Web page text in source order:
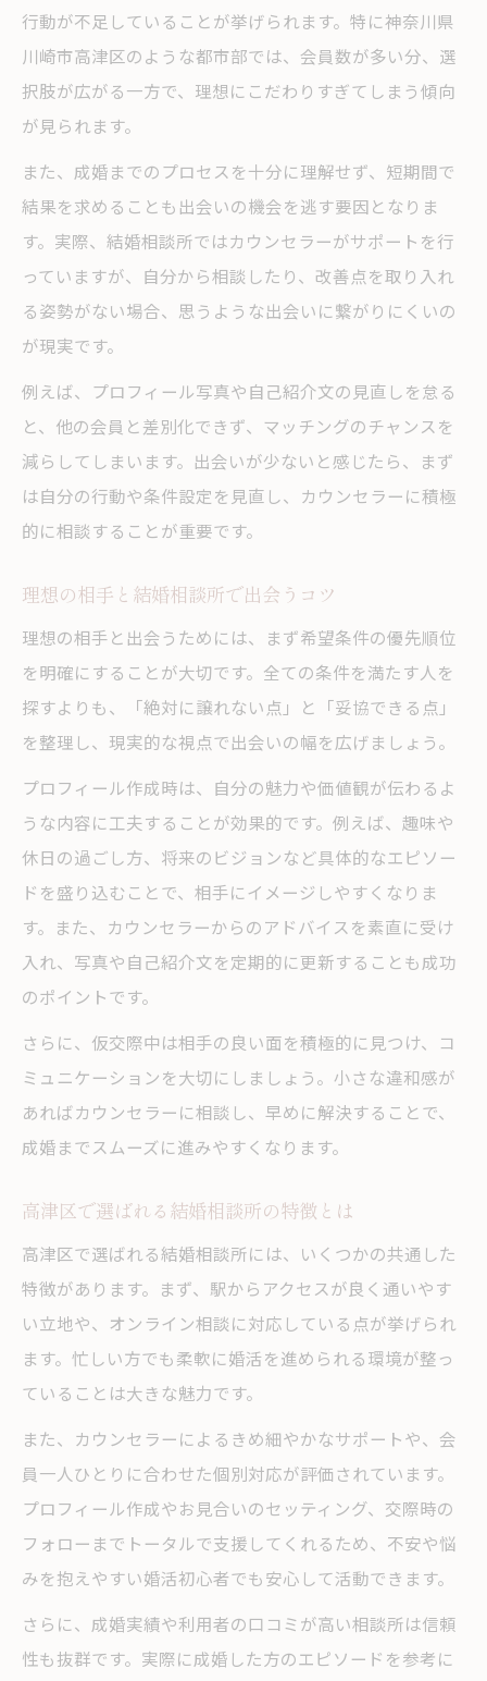
高津区婚活で押さえたい結婚相談所の選び
方
真剣な出会いを実現する相談所選びのポイント
結婚相談所選びで真剣な出会いに近づく方
法
高津区で信頼できる結婚相談所の見分け方
出会いがない悩みを解決する相談所の特徴
結婚相談所のサービス比較で理想を実現
年齢別に見る結婚相談所での成功パターン
年齢別に最適な結婚相談所の活用法を解説
年代ごとの結婚相談所成功事例に学ぶ
結婚相談所で年代別に人気を集める秘訣
成婚率を高める仮交際時の注意点とは
結婚相談所の仮交際で成婚率を上げる秘訣
仮交際中に気をつけたい結婚相談所のルー
ル
結婚相談所で失敗しない仮交際のポイント
成婚に繋がる仮交際の進め方を徹底解説
結婚相談所仮交際中のトラブル回避法
失敗しない結婚相談所活動のコツを徹底解説
結婚相談所活動で失敗しやすい落とし穴
成功者に学ぶ結婚相談所の活動術
活動中の悩みを解消する結婚相談所の活用
法
結婚相談所の成婚白書から得る成功ヒント
行動が不足していることが挙げられます。特に神奈川県
川崎市高津区のような都市部では、会員数が多い分、選
択肢が広がる一方で、理想にこだわりすぎてしまう傾向
が見られます。
また、成婚までのプロセスを十分に理解せず、短期間で
結果を求めることも出会いの機会を逃す要因となりま
す。実際、結婚相談所ではカウンセラーがサポートを行
っていますが、自分から相談したり、改善点を取り入れ
る姿勢がない場合、思うような出会いに繋がりにくいの
が現実です。
例えば、プロフィール写真や自己紹介文の見直しを怠る
と、他の会員と差別化できず、マッチングのチャンスを
減らしてしまいます。出会いが少ないと感じたら、まず
は自分の行動や条件設定を見直し、カウンセラーに積極
的に相談することが重要です。
理想の相手と結婚相談所で出会うコツ
理想の相手と出会うためには、まず希望条件の優先順位
を明確にすることが大切です。全ての条件を満たす人を
探すよりも、「絶対に譲れない点」と「妥協できる点」
を整理し、現実的な視点で出会いの幅を広げましょう。
プロフィール作成時は、自分の魅力や価値観が伝わるよ
うな内容に工夫することが効果的です。例えば、趣味や
休日の過ごし方、将来のビジョンなど具体的なエピソー
ドを盛り込むことで、相手にイメージしやすくなりま
す。また、カウンセラーからのアドバイスを素直に受け
入れ、写真や自己紹介文を定期的に更新することも成功
のポイントです。
さらに、仮交際中は相手の良い面を積極的に見つけ、コ
ミュニケーションを大切にしましょう。小さな違和感が
あればカウンセラーに相談し、早めに解決することで、
成婚までスムーズに進みやすくなります。
高津区で選ばれる結婚相談所の特徴とは
高津区で選ばれる結婚相談所には、いくつかの共通した
特徴があります。まず、駅からアクセスが良く通いやす
い立地や、オンライン相談に対応している点が挙げられ
ます。忙しい方でも柔軟に婚活を進められる環境が整っ
ていることは大きな魅力です。
また、カウンセラーによるきめ細やかなサポートや、会
員一人ひとりに合わせた個別対応が評価されています。
プロフィール作成やお見合いのセッティング、交際時の
フォローまでトータルで支援してくれるため、不安や悩
みを抱えやすい婚活初心者でも安心して活動できます。
さらに、成婚実績や利用者の口コミが高い相談所は信頼
性も抜群です。実際に成婚した方のエピソードを参考に